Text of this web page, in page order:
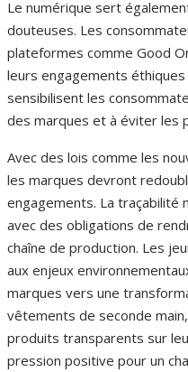
Le numérique sert
douteuses. Les
plateformes comme Good
leurs engagements
sensibilisent les
des marques et à éviter les
Avec des lois comme les
les marques devront
engagements. La traçabilité
avec des obligations de
chaîne de production. Les
aux enjeux
marques vers une
vêtements de seconde
produits transparents sur
pression positive pour un